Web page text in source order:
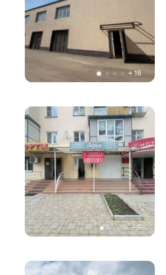
+ 16
+6